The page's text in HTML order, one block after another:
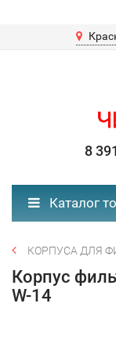
8
Каталог
КОРПУСА ДЛЯ
Корпус
W-14